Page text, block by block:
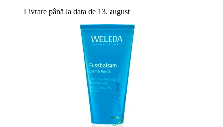
Livrare până la data de 13. august